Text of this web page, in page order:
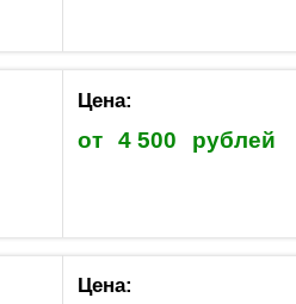
Цена:
от 4 500 рублей
Цена: